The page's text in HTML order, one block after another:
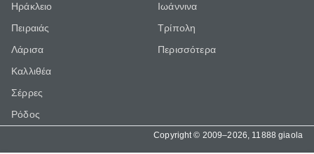
Ηράκλειο
Πειραιάς
Λάρισα
Καλλιθέα
Σέρρες
Ρόδος
Ιωάννινα
Τρίπολη
Περισσότερα
Copyright © 2009–2026, 11888 giaola